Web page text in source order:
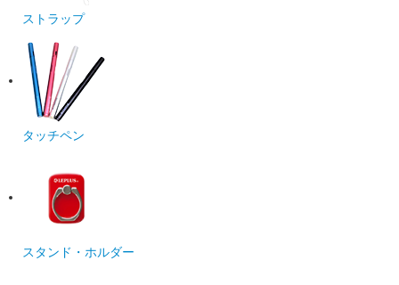
ストラップ
タッチペン
スタンド・ホルダー